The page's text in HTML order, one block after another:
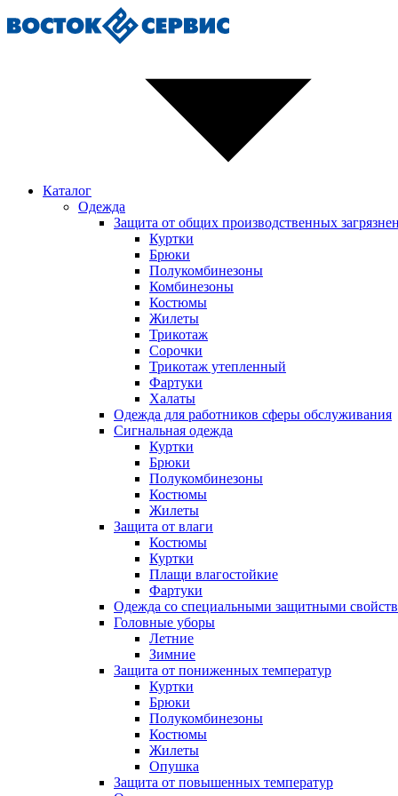
Каталог
Одежда
Защита от общих производственных
Куртки
Брюки
Полукомбинезоны
Комбинезоны
Костюмы
Жилеты
Трикотаж
Сорочки
Трикотаж утепленный
Фартуки
Халаты
Одежда для работников сферы обслуживания
Сигнальная одежда
Куртки
Брюки
Полукомбинезоны
Костюмы
Жилеты
Защита от влаги
Костюмы
Куртки
Плащи влагостойкие
Фартуки
Одежда со специальными защитными
Головные уборы
Летние
Зимние
Защита от пониженных температур
Куртки
Брюки
Полукомбинезоны
Костюмы
Жилеты
Опушка
Защита от повышенных температур